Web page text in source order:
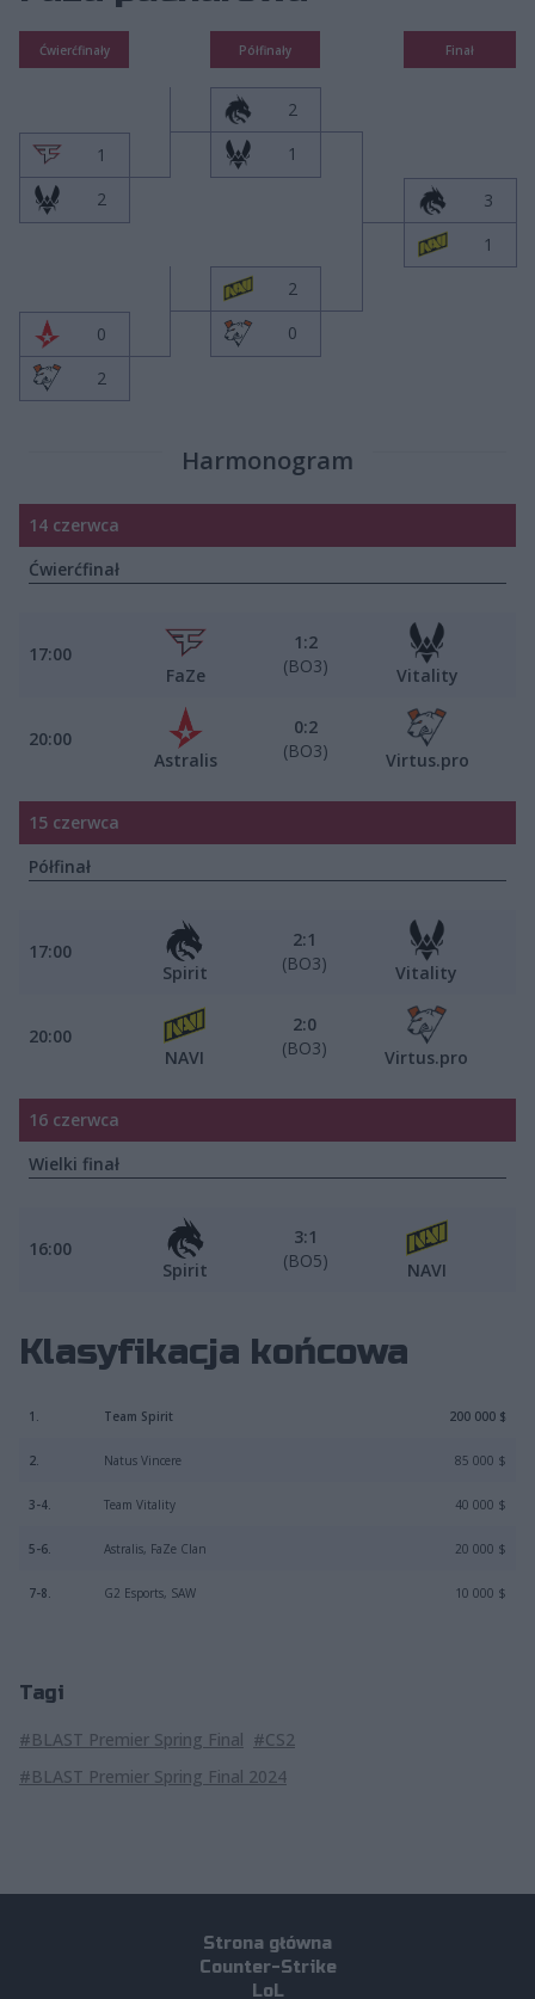
Ćwierćfinały Półfinały Finał
2
1
1
2
3
1
2
0
0
2
Harmonogram
14 czerwca
Ćwierćfinał
17:00
FaZe
1:2
(BO3)
Vitality
20:00
Astralis
0:2
(BO3)
Virtus.pro
15 czerwca
Półfinał
17:00
Spirit
2:1
(BO3)
Vitality
20:00
NAVI
2:0
(BO3)
Virtus.pro
16 czerwca
Wielki finał
16:00
Spirit
3:1
(BO5)
NAVI
Klasyfikacja końcowa
1. Team Spirit 200 000 $
2. Natus Vincere 85 000 $
3-4. Team Vitality 40 000 $
5-6. Astralis, FaZe Clan 20 000 $
7-8. G2 Esports, SAW 10 000 $
Tagi
#BLAST Premier Spring Final #CS2
#BLAST Premier Spring Final 2024
Strona główna
Counter-Strike
LoL